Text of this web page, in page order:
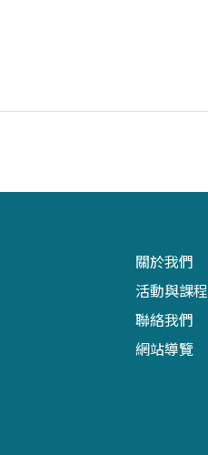
關於我們
活動與課程
聯絡我們
網站導覽